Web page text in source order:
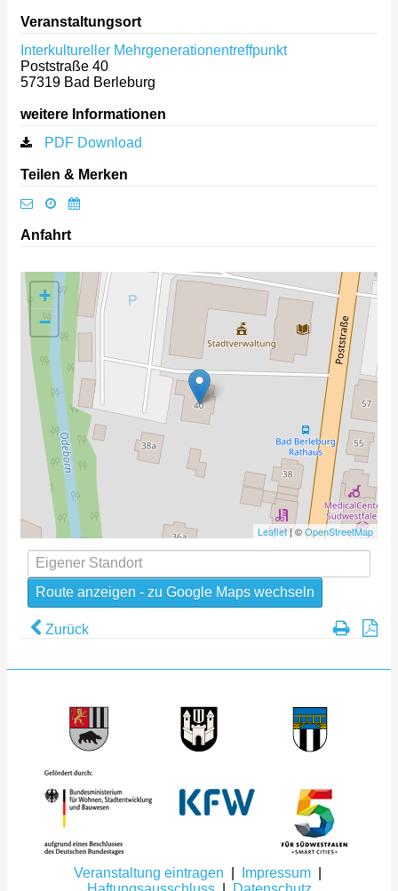
Veranstaltungsort
Interkultureller Mehrgenerationentreffpunkt
Poststraße 40
57319 Bad Berleburg
weitere Informationen
PDF Download
Teilen & Merken
Anfahrt
+
−
Leaflet| ©OpenStreetMap
Zurück
Veranstaltung eintragen Impressum|